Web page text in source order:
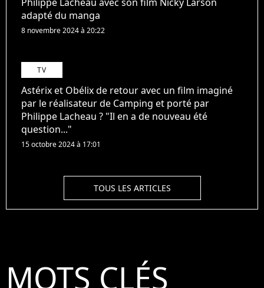
adapté du manga
8 novembre 2024 à 20:22
TV
Astérix et Obélix de retour avec un film imaginé
par le réalisateur de Camping et porté par
Philippe Lacheau ? "Il en a de nouveau été
question..."
15 octobre 2024 à 17:01
TOUS LES ARTICLES
MOTS CLÉS